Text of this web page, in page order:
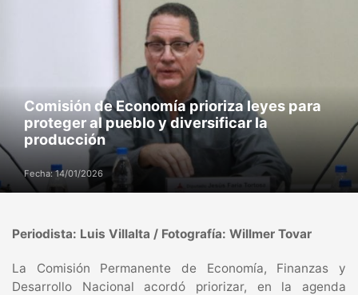
Comisión de Economía prioriza leyes para
proteger al pueblo y diversificar la
producción
Fecha: 14/01/2026
Periodista: Luis Villalta / Fotografía: Willmer Tovar
La Comisión Permanente de Economía, Finanzas y
Desarrollo Nacional acordó priorizar, en la agenda